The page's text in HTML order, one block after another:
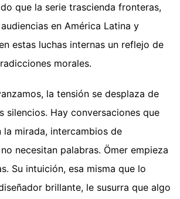
que la serie trascienda fronteras,
en América Latina y
estas luchas internas un reflejo de
morales.
la tensión se desplaza de
silencios. Hay conversaciones que
mirada, intercambios de
necesitan palabras. Ömer empieza
Su intuición, esa misma que lo
brillante, le susurra que algo